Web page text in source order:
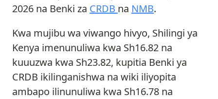
2026 na Benki za CRDB na NMB.
Kwa mujibu wa viwango hivyo, Shilingi ya
Kenya imenunuliwa kwa Sh16.82 na
kuuuzwa kwa Sh23.82, kupitia Benki ya
CRDB ikilinganishwa na wiki iliyopita
ambapo ilinunuliwa kwa Sh16.78 na